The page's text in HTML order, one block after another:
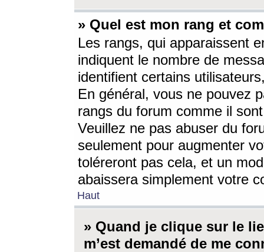
» Quel est mon rang et
Les rangs, qui apparaissent
indiquent le nombre de
identifient certains
En général, vous ne pouvez
rangs du forum comme il
Veuillez ne pas abuser du
seulement pour augmenter
toléreront pas cela, et un
abaissera simplement votre
Haut
» Quand je clique sur le
m’est demandé de me